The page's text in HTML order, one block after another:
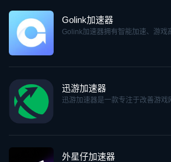
Golink加速器
Golink加速器拥有智能加速、游戏
迅游加速器
迅游加速器是一款专注于改善游戏
外星仔加速器